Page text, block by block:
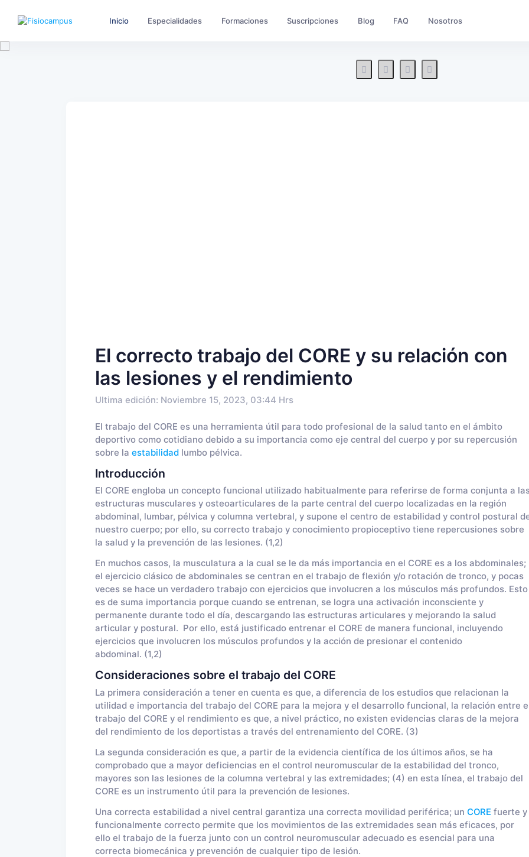
Inicio Especialidades Formaciones Suscripciones Blog FAQ Nosotros
El correcto trabajo del CORE y su relación con
las lesiones y el rendimiento
Ultima edición: Noviembre 15, 2023, 03:44 Hrs
El trabajo del CORE es una herramienta útil para todo profesional de la salud tanto en el ámbito
deportivo como cotidiano debido a su importancia como eje central del cuerpo y por su repercusión
sobre la estabilidad lumbo pélvica.
Introducción
El CORE engloba un concepto funcional utilizado habitualmente para referirse de forma conjunta a
estructuras musculares y osteoarticulares de la parte central del cuerpo localizadas en la región
abdominal, lumbar, pélvica y columna vertebral, y supone el centro de estabilidad y control postural
nuestro cuerpo; por ello, su correcto trabajo y conocimiento propioceptivo tiene repercusiones sobre
la salud y la prevención de las lesiones. (1,2)
En muchos casos, la musculatura a la cual se le da más importancia en el CORE es a los abdominales;
el ejercicio clásico de abdominales se centran en el trabajo de flexión y/o rotación de tronco, y pocas
veces se hace un verdadero trabajo con ejercicios que involucren a los músculos más profundos. Esto
es de suma importancia porque cuando se entrenan, se logra una activación inconsciente y
permanente durante todo el día, descargando las estructuras articulares y mejorando la salud
articular y postural. Por ello, está justificado entrenar el CORE de manera funcional, incluyendo
ejercicios que involucren los músculos profundos y la acción de presionar el contenido
abdominal. (1,2)
Consideraciones sobre el trabajo del CORE
La primera consideración a tener en cuenta es que, a diferencia de los estudios que relacionan la
utilidad e importancia del trabajo del CORE para la mejora y el desarrollo funcional, la relación entre
trabajo del CORE y el rendimiento es que, a nivel práctico, no existen evidencias claras de la mejora
del rendimiento de los deportistas a través del entrenamiento del CORE. (3)
La segunda consideración es que, a partir de la evidencia científica de los últimos años, se ha
comprobado que a mayor deficiencias en el control neuromuscular de la estabilidad del tronco,
mayores son las lesiones de la columna vertebral y las extremidades; (4) en esta línea, el trabajo del
CORE es un instrumento útil para la prevención de lesiones.
Una correcta estabilidad a nivel central garantiza una correcta movilidad periférica; un CORE fuerte y
funcionalmente correcto permite que los movimientos de las extremidades sean más eficaces, por
ello el trabajo de la fuerza junto con un control neuromuscular adecuado es esencial para una
correcta biomecánica y prevención de cualquier tipo de lesión.